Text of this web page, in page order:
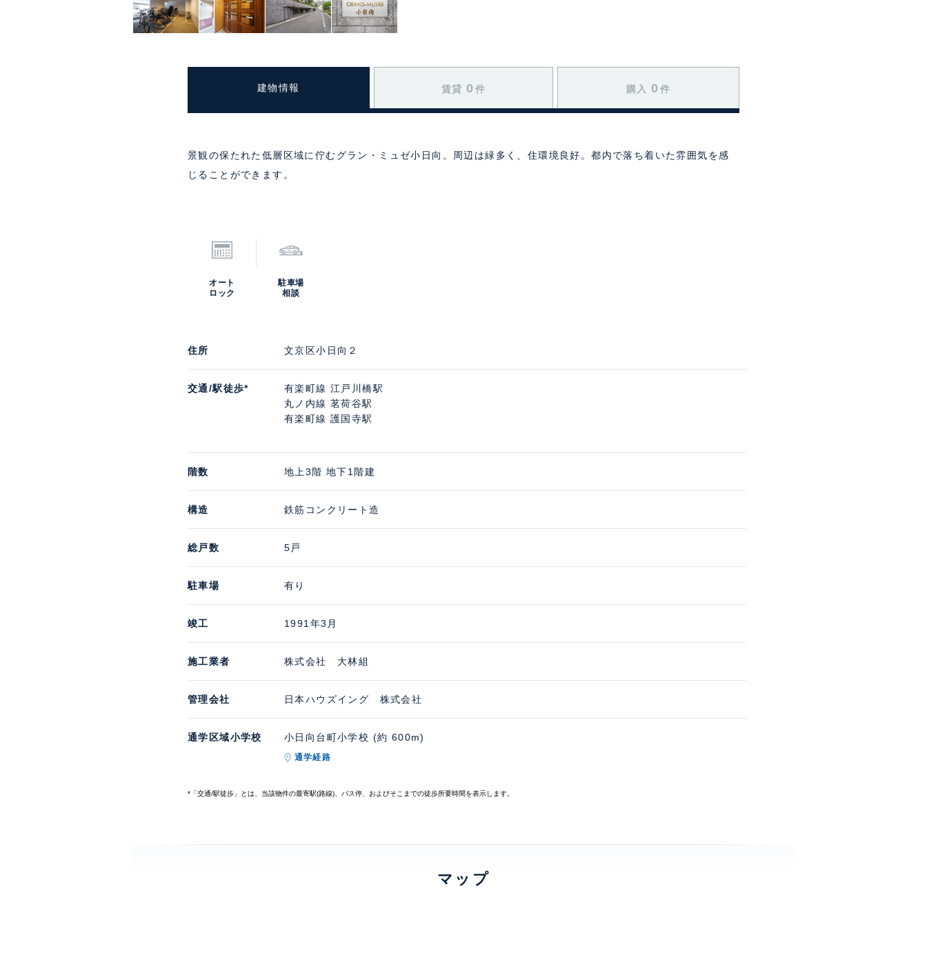
建物情報 賃貸 0 件 購入 0 件
景観の保たれた低層区域に佇むグラン・ミュゼ小日向。周辺は緑多く、住環境良好。都内で落ち着いた雰囲気を感
じることができます。
オート
ロック
駐車場
相談
住所 文京区小日向２
交通/駅徒歩*
有楽町線 江戸川橋駅
丸ノ内線 茗荷谷駅
有楽町線 護国寺駅
階数 地上3階 地下1階建
構造 鉄筋コンクリート造
総戸数 5戸
駐車場 有り
竣工 1991年3月
施工業者 株式会社 大林組
管理会社 日本ハウズイング 株式会社
通学区域小学校 小日向台町小学校 (約 600m)
通学経路
*「交通/駅徒歩」とは、当該物件の最寄駅(路線)、バス停、およびそこまでの徒歩所要時間を表示します。
マップ